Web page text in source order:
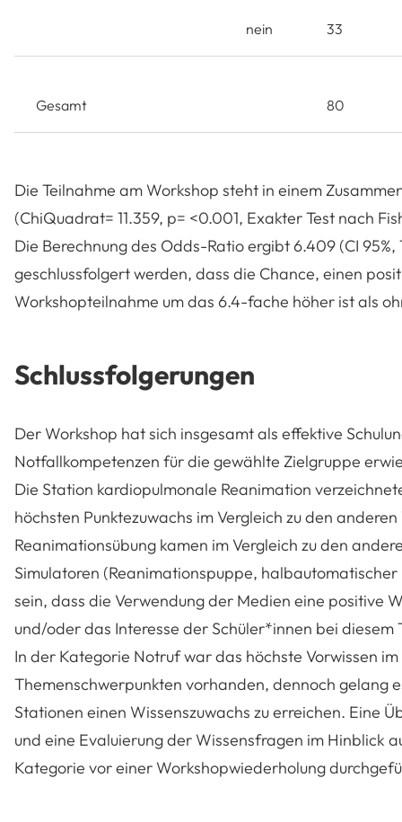
nein 33
Gesamt 80
Die Teilnahme am Workshop steht in einem
(ChiQuadrat= 11.359, p= <0.001, Exakter Test nach
Die Berechnung des Odds-Ratio ergibt 6.409 (CI
geschlussfolgert werden, dass die Chance, einen
Workshopteilnahme um das 6.4-fache höher ist als
Schlussfolgerungen
Der Workshop hat sich insgesamt als effektive
Notfallkompetenzen für die gewählte Zielgruppe
Die Station kardiopulmonale Reanimation
höchsten Punktezuwachs im Vergleich zu den
Reanimationsübung kamen im Vergleich zu den
Simulatoren (Reanimationspuppe,
sein, dass die Verwendung der Medien eine positive
und/oder das Interesse der Schüler*innen bei diesem
In der Kategorie Notruf war das höchste Vorwissen
Themenschwerpunkten vorhanden, dennoch gelang
Stationen einen Wissenszuwachs zu erreichen. Eine
und eine Evaluierung der Wissensfragen im Hinblick
Kategorie vor einer Workshopwiederholung